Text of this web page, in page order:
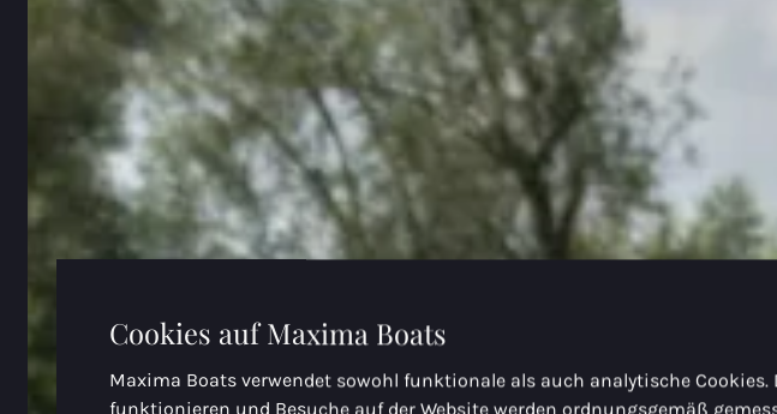
Cookies auf Maxima Boats
Maxima Boats verwendet sowohl funktionale als auch analytische
funktionieren und Besuche auf der Website werden ordnungsgemäß